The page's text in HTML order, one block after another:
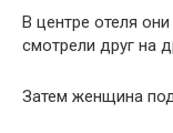
В центре отеля
смотрели друг на
Затем женщина